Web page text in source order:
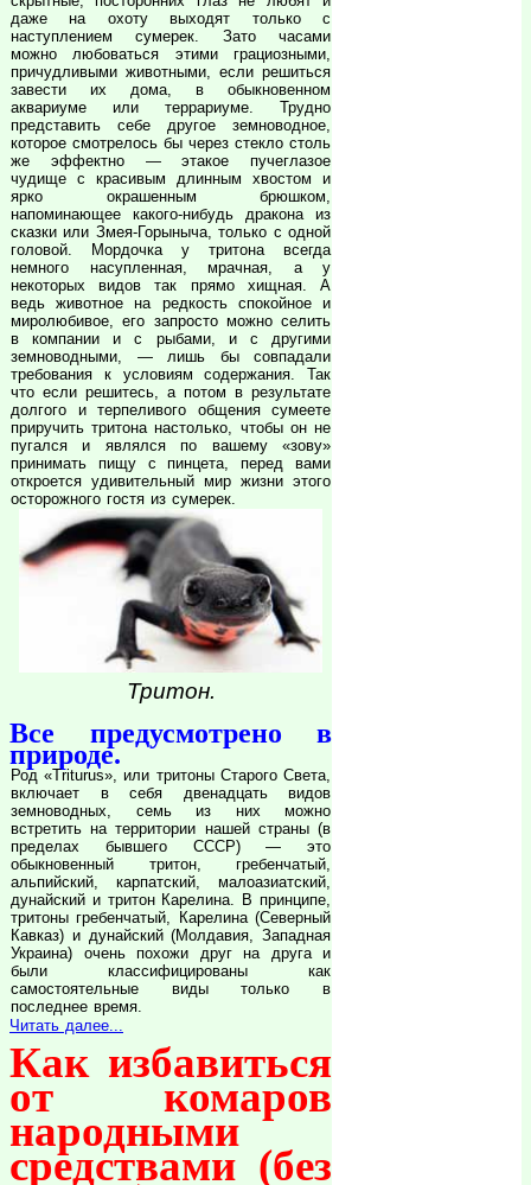
даже на охоту выходят только с
наступлением сумерек. Зато часами
можно любоваться этими грациозными,
причудливыми животными, если решиться
завести их дома, в обыкновенном
аквариуме или террариуме. Трудно
представить себе другое земноводное,
которое смотрелось бы через стекло столь
же эффектно — этакое пучеглазое
чудище с красивым длинным хвостом и
ярко окрашенным брюшком,
напоминающее какого-нибудь дракона из
сказки или Змея-Горыныча, только с одной
головой. Мордочка у тритона всегда
немного насупленная, мрачная, а у
некоторых видов так прямо хищная. А
ведь животное на редкость спокойное и
миролюбивое, его запросто можно селить
в компании и с рыбами, и с другими
земноводными, — лишь бы совпадали
требования к условиям содержания. Так
что если решитесь, а потом в результате
долгого и терпеливого общения сумеете
приручить тритона настолько, чтобы он не
пугался и являлся по вашему «зову»
принимать пищу с пинцета, перед вами
откроется удивительный мир жизни этого
осторожного гостя из сумерек.
Тритон.
Все предусмотрено в
природе.
Род «Triturus», или тритоны Старого Света,
включает в себя двенадцать видов
земноводных, семь из них можно
встретить на территории нашей страны (в
пределах бывшего СССР) — это
обыкновенный тритон, гребенчатый,
альпийский, карпатский, малоазиатский,
дунайский и тритон Карелина. В принципе,
тритоны гребенчатый, Карелина (Северный
Кавказ) и дунайский (Молдавия, Западная
Украина) очень похожи друг на друга и
были классифицированы как
самостоятельные виды только в
последнее время.
Читать далее...
Как избавиться
от комаров
народными
средствами (без